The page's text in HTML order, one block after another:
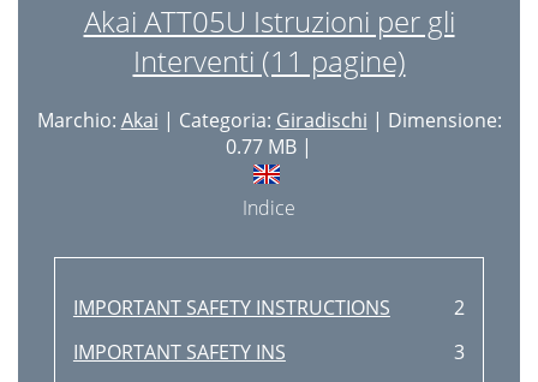
Akai ATT05U Istruzioni per gli
Interventi (11 pagine)
Marchio: Akai | Categoria: Giradischi | Dimensione:
0.77 MB |
Indice
IMPORTANT SAFETY INSTRUCTIONS
2
IMPORTANT SAFETY INS
3